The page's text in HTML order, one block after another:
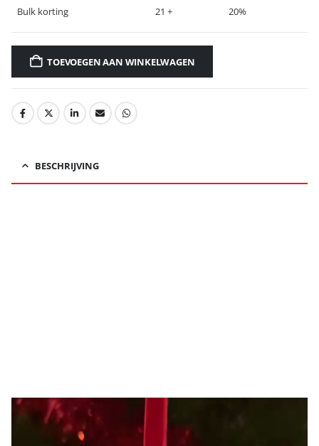
Bulk korting 21 + 20%
TOEVOEGEN AAN WINKELWAGEN
BESCHRIJVING